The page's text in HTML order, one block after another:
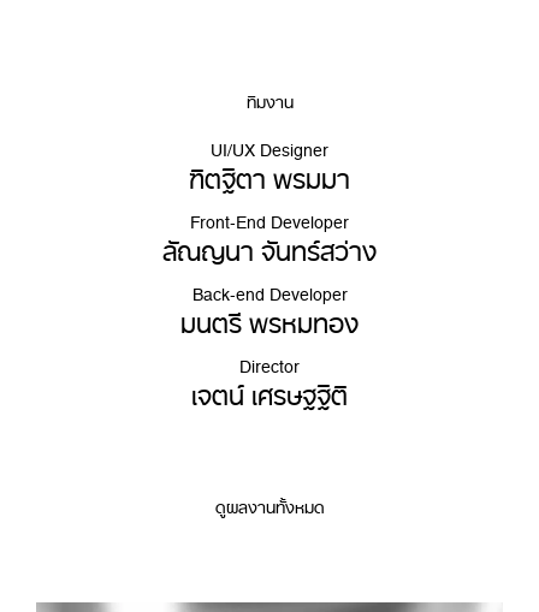
ทีมงาน
UI/UX Designer
ฑิตฐิตา พรมมา
Front-End Developer
ลัณญนา จันทร์สว่าง
Back-end Developer
มนตรี พรหมทอง
Director
เจตน์ เศรษฐฐิติ
ดูผลงานทั้งหมด